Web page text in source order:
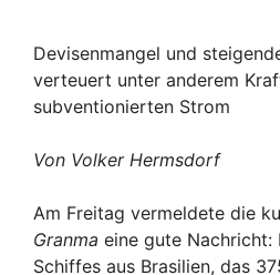
Devisenmangel und
verteuert unter anderem
subventionierten Strom
Von Volker Hermsdorf
Am Freitag vermeldete die
Granma eine gute Nachricht:
Schiffes aus Brasilien, das